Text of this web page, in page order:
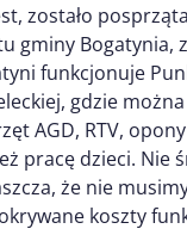
zostało
Bogatynia,
funkcjonuje
gdzie
AGD, RTV,
pracę dzieci. Nie
że nie
koszty